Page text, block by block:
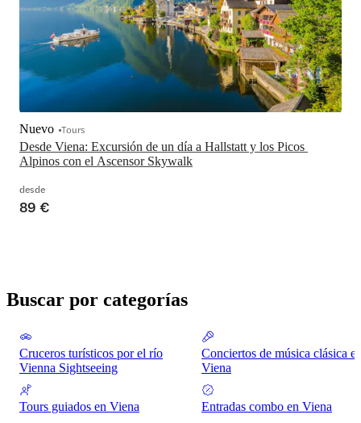
Desde Viena: Excursión de un día a Hallstatt y los Picos
Alpinos con el Ascensor Skywalk
Nuevo Tours
desde
89 €
Buscar por categorías
Cruceros turísticos por el río
Vienna Sightseeing
Conciertos de música clásica
Viena
Tours guiados en Viena Entradas combo en Viena